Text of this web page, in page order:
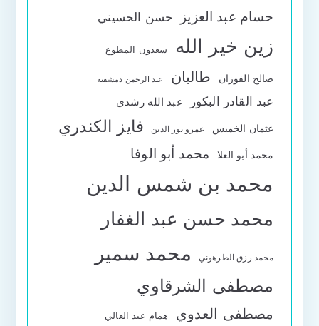
حسام عبد العزيز حسن الحسيني
زين خير الله سعدون المطوع
صالح الفوزان طالبان عبد الرحمن دمشقية
عبد القادر البكور عبد الله رشدي
عثمان الخميس عمرو نور الدين فايز الكندري
محمد أبو العلا محمد أبو الوفا
محمد بن شمس الدين
محمد حسن عبد الغفار
محمد رزق الطرهوني محمد سمير
مصطفى الشرقاوي
مصطفى العدوي همام عبد العالي